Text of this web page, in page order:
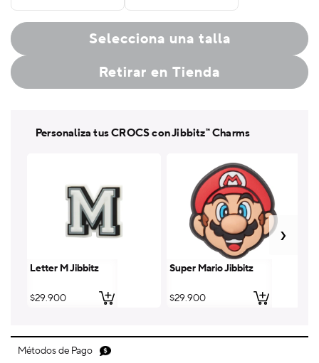
Selecciona una talla
Retirar en Tienda
Personaliza tus CROCS con Jibbitz™ Charms
Letter M Jibbitz
Precio
$29.900
Super Mario Jibbitz
Precio
$29.900
Métodos de Pago